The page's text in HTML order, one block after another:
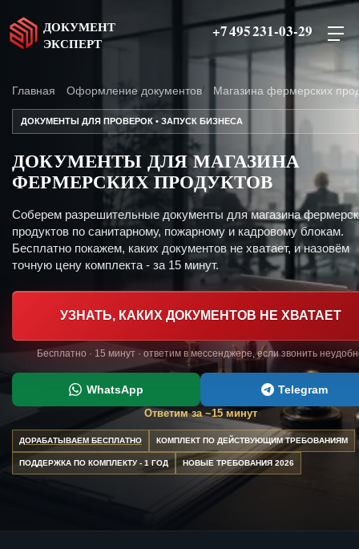
ДОКУМЕНТ
ЭКСПЕРТ
+7 495 231-03-29
Главная Оформление документов Магазина фермерских
ДОКУМЕНТЫ ДЛЯ ПРОВЕРОК • ЗАПУСК БИЗНЕСА
ДОКУМЕНТЫ ДЛЯ МАГАЗИНА
ФЕРМЕРСКИХ ПРОДУКТОВ
Соберем разрешительные документы для магазина
продуктов по санитарному, пожарному и кадровому блокам.
Бесплатно покажем, каких документов не хватает, и назовём
точную цену комплекта - за 15 минут.
УЗНАТЬ, КАКИХ ДОКУМЕНТОВ НЕ ХВАТАЕТ
Бесплатно · 15 минут · ответим в мессенджере, если звонить
WhatsApp Telegram
Ответим за ~15 минут
ДОРАБАТЫВАЕМ БЕСПЛАТНО КОМПЛЕКТ ПО ДЕЙСТВУЮЩИМ ТРЕБОВАНИЯМ
ПОДДЕРЖКА ПО КОМПЛЕКТУ - 1 ГОД НОВЫЕ ТРЕБОВАНИЯ 2026